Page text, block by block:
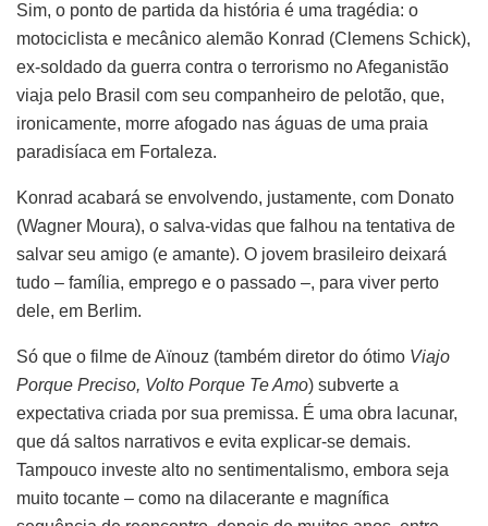
Sim, o ponto de partida da história é uma tragédia: o
motociclista e mecânico alemão Konrad (Clemens Schick),
ex-soldado da guerra contra o terrorismo no Afeganistão
viaja pelo Brasil com seu companheiro de pelotão, que,
ironicamente, morre afogado nas águas de uma praia
paradisíaca em Fortaleza.
Konrad acabará se envolvendo, justamente, com Donato
(Wagner Moura), o salva-vidas que falhou na tentativa de
salvar seu amigo (e amante). O jovem brasileiro deixará
tudo – família, emprego e o passado –, para viver perto
dele, em Berlim.
Só que o filme de Aïnouz (também diretor do ótimo Viajo
Porque Preciso, Volto Porque Te Amo) subverte a
expectativa criada por sua premissa. É uma obra lacunar,
que dá saltos narrativos e evita explicar-se demais.
Tampouco investe alto no sentimentalismo, embora seja
muito tocante – como na dilacerante e magnífica